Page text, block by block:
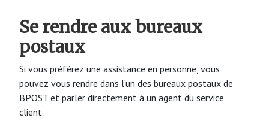
Se rendre aux bureaux
postaux
Si vous préférez une assistance en personne, vous
pouvez vous rendre dans l’un des bureaux postaux de
BPOST et parler directement à un agent du service
client.